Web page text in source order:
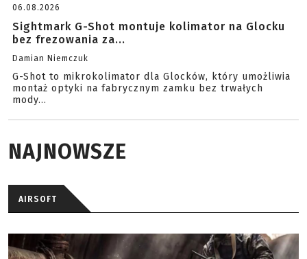
06.08.2026
Sightmark G-Shot montuje kolimator na Glocku
bez frezowania za...
Damian Niemczuk
G-Shot to mikrokolimator dla Glocków, który umożliwia
montaż optyki na fabrycznym zamku bez trwałych
mody...
NAJNOWSZE
AIRSOFT